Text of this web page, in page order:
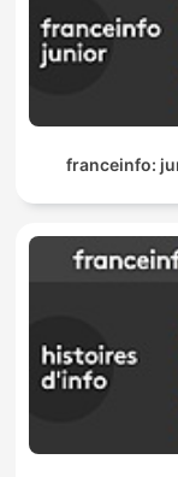
franceinfo: